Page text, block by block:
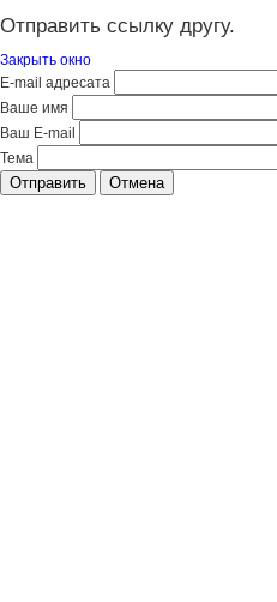
Отправить ссылку другу.
Закрыть окно
E-mail адресата
Ваше имя
Ваш E-mail
Тема
Отправить Отмена